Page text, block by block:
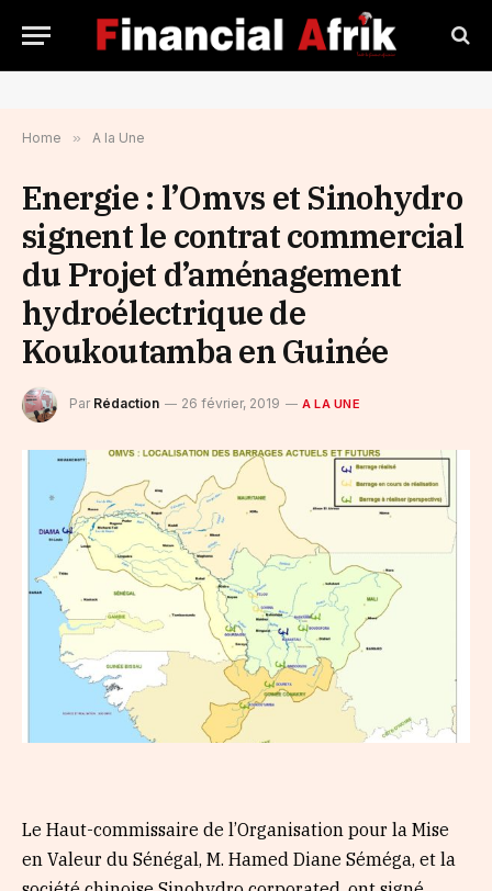
Home » A la Une
Energie : l’Omvs et Sinohydro
signent le contrat commercial
du Projet d’aménagement
hydroélectrique de
Koukoutamba en Guinée
Par Rédaction 26 février, 2019 A LA UNE
Le Haut-commissaire de l’Organisation pour la Mise
en Valeur du Sénégal, M. Hamed Diane Séméga, et la